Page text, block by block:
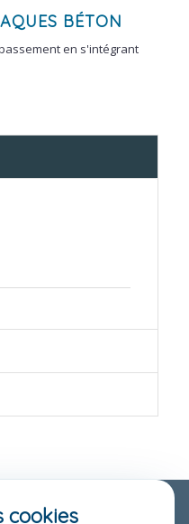
BÉTON
en s'intégrant
cookies